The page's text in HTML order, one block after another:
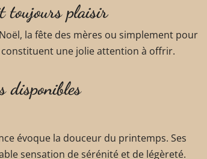
toujours plaisir
la fête des mères ou simplement pour
une jolie attention à offrir.
disponibles
évoque la douceur du printemps. Ses
sensation de sérénité et de légèreté.